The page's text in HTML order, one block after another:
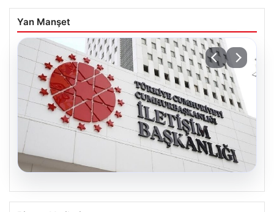
Yan Manşet
07.08.2026
Mekke Ortak Savunma Anlaşması.